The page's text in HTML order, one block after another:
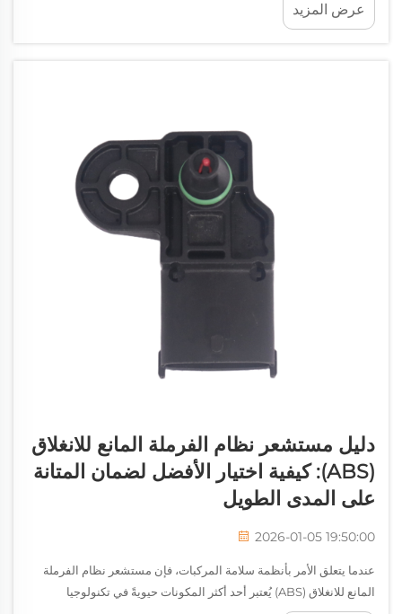
لنظام الفرملة المانع للانغلاق (ABS)، لمنع انغلاق العجلة...
عرض المزيد
دليل مستشعر نظام الفرملة المانع للانغلاق
(ABS): كيفية اختيار الأفضل لضمان المتانة
على المدى الطويل
2026-01-05 19:50:00
عندما يتعلق الأمر بأنظمة سلامة المركبات، فإن مستشعر نظام الفرملة
المانع للانغلاق (ABS) يُعتبر أحد أكثر المكونات حيويةً في تكنولوجيا